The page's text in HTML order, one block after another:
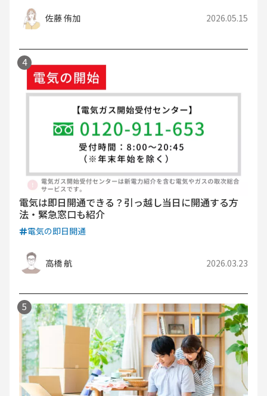
佐藤 侑加 2026.05.15
電気は即日開通できる？引っ越し当日に開通する方
法・緊急窓口も紹介
電気の即日開通
高橋 航 2026.03.23